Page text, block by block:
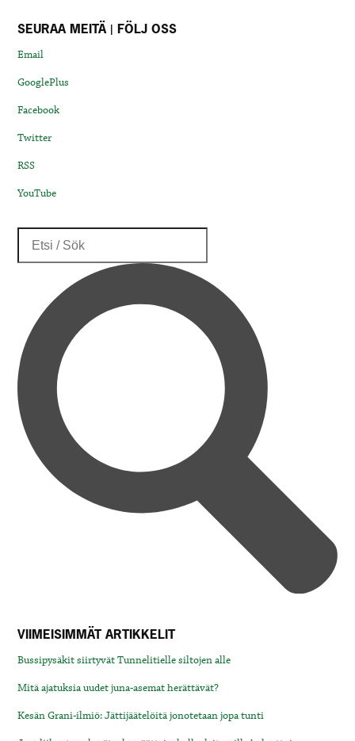
SEURAA MEITÄ | FÖLJ OSS
Email
GooglePlus
Facebook
Twitter
RSS
YouTube
VIIMEISIMMÄT ARTIKKELIT
Bussipysäkit siirtyvät Tunnelitielle siltojen alle
Mitä ajatuksia uudet juna-asemat herättävät?
Kesän Grani-ilmiö: Jättijäätelöitä jonotetaan jopa tunti